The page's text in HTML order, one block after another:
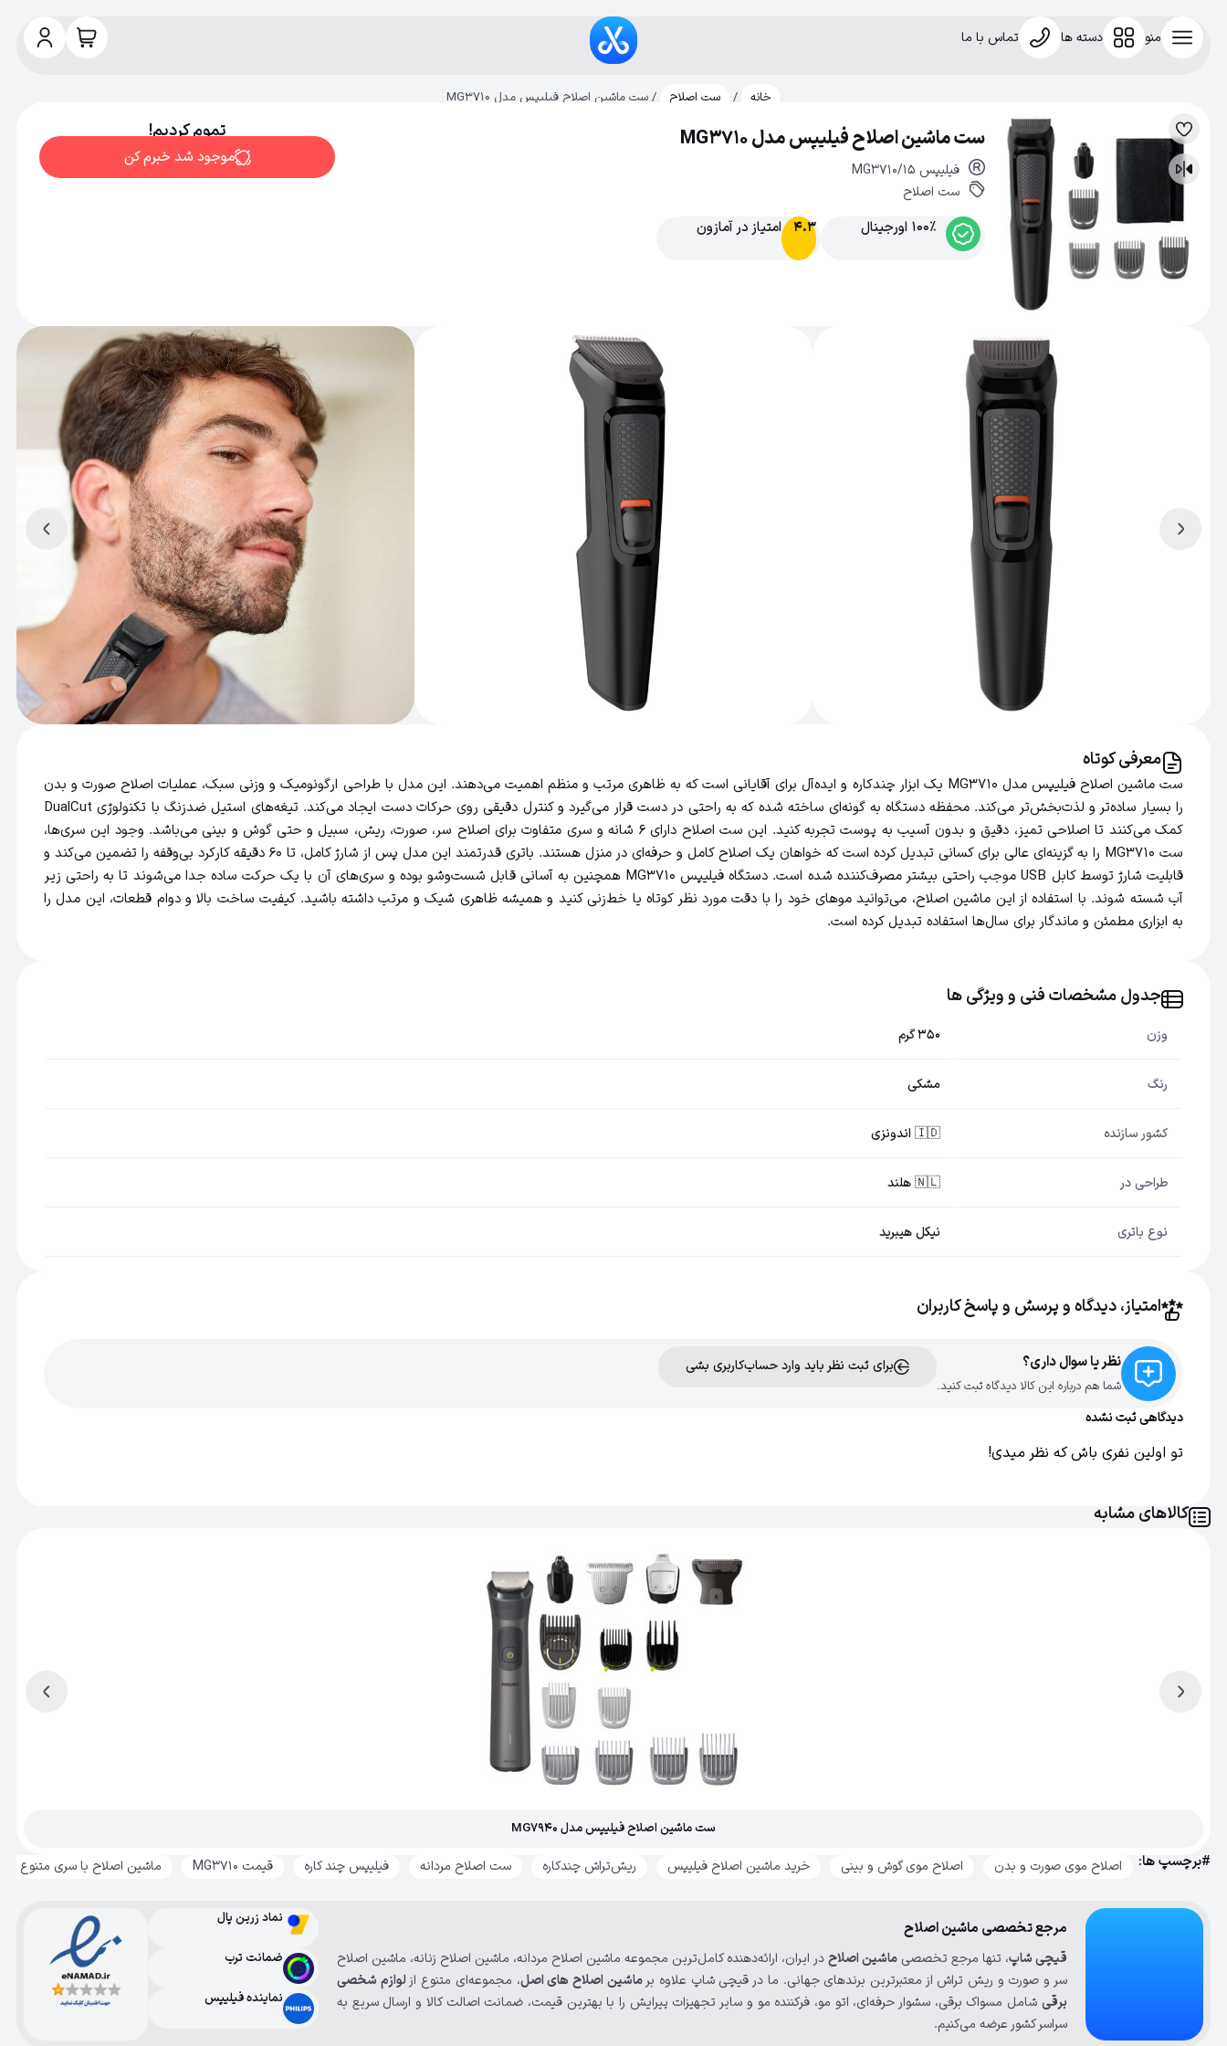
منو دسته ها تماس با ما
خانه / ست اصلاح / ست ماشین اصلاح فیلیپس مدل MG3710
لیست
علاقه‌مندی
مقایسه
ست ماشین اصلاح فیلیپس مدل MG3710
فیلیپس MG3710/15
ست اصلاح
100% اورجینال 4.3 امتیاز در آمازون
تموم کردیم!
موجود شد خبرم کن
معرفی کوتاه
ست ماشین اصلاح فیلیپس مدل MG3710 یک ابزار چندکاره و ایده‌آل برای آقایانی است که به ظاهری مرتب و منظم اهمیت می‌دهند. این مدل با طراحی ارگونومیک و وزنی سبک، عملیات اصلاح صورت و بدن
را بسیار ساده‌تر و لذت‌بخش‌تر می‌کند. محفظه دستگاه به گونه‌ای ساخته شده که به راحتی در دست قرار می‌گیرد و کنترل دقیقی روی حرکات دست ایجاد می‌کند. تیغه‌های استیل ضدزنگ با تکنولوژی DualCut
کمک می‌کنند تا اصلاحی تمیز، دقیق و بدون آسیب به پوست تجربه کنید. این ست اصلاح دارای ۶ شانه و سری متفاوت برای اصلاح سر، صورت، ریش، سبیل و حتی گوش و بینی می‌باشد. وجود این سری‌ها،
ست MG3710 را به گزینه‌ای عالی برای کسانی تبدیل کرده است که خواهان یک اصلاح کامل و حرفه‌ای در منزل هستند. باتری قدرتمند این مدل پس از شارژ کامل، تا ۶۰ دقیقه کارکرد بی‌وقفه را تضمین می‌کند و
قابلیت شارژ توسط کابل USB موجب راحتی بیشتر مصرف‌کننده شده است. دستگاه فیلیپس MG3710 همچنین به آسانی قابل شست‌وشو بوده و سری‌های آن با یک حرکت ساده جدا می‌شوند تا به راحتی زیر
آب شسته شوند. با استفاده از این ماشین اصلاح، می‌توانید موهای خود را با دقت مورد نظر کوتاه یا خط‌زنی کنید و همیشه ظاهری شیک و مرتب داشته باشید. کیفیت ساخت بالا و دوام قطعات، این مدل را
به ابزاری مطمئن و ماندگار برای سال‌ها استفاده تبدیل کرده است.
جدول مشخصات فنی و ویژگی ها
وزن 350 گرم
رنگ مشکی
کشور سازنده 🇮🇩 اندونزی
طراحی در 🇳🇱 هلند
نوع باتری نیکل هیبرید
اصالت کالا
امتیاز، دیدگاه و پرسش و پاسخ کاربران
نظر یا سوال داری؟
شما هم درباره این کالا دیدگاه ثبت کنید.
برای ثبت نظر باید وارد حساب‌کاربری بشی
دیدگاهی ثبت نشده
تو اولین نفری باش که نظر میدی!
کالاهای مشابه
ست ماشین اصلاح فیلیپس مدل MG7940
#برچسپ ها: اصلاح موی صورت و بدن اصلاح موی گوش و بینی خرید ماشین اصلاح فیلیپس ریش‌تراش چندکاره ست اصلاح مردانه فیلیپس چند کاره قیمت MG3710 ماشین اصلاح با سری متنوع
مرجع تخصصی ماشین اصلاح
قیچی شاپ، تنها مرجع تخصصیماشین اصلاحدر ایران، ارائه‌دهنده کامل‌ترین مجموعه ماشین اصلاح مردانه، ماشین اصلاح زنانه، ماشین اصلاح
سر و صورت و ریش تراش از معتبرترین برندهای جهانی. ما در قیچی شاپ علاوه برماشین‌ اصلاح های اصل، مجموعه‌ای متنوع ازلوازم شخصی
برقی شامل مسواک برقی، سشوار حرفه‌ای، اتو مو، فرکننده مو و سایر تجهیزات پیرایش را با بهترین قیمت، ضمانت اصالت کالا و ارسال سریع به
سراسر کشور عرضه می‌کنیم.
نماد زرین پال
ضمانت ترب
نماینده فیلیپس